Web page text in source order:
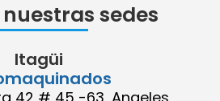
sedes
Itagüi